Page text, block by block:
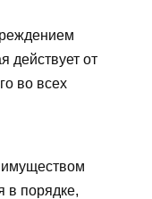
действует от
во всех
имуществом
в порядке,